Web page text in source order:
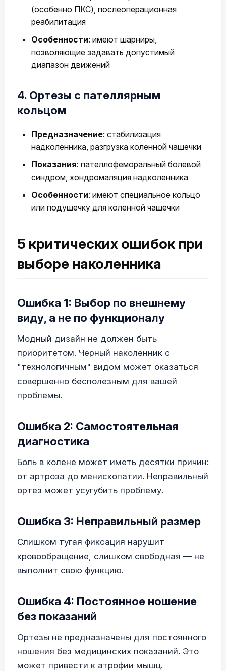
(особенно ПКС), послеоперационная
реабилитация
Особенности: имеют шарниры,
позволяющие задавать допустимый
диапазон движений
4. Ортезы с пателлярным
кольцом
Предназначение: стабилизация
надколенника, разгрузка коленной чашечки
Показания: пателлофеморальный болевой
синдром, хондромаляция надколенника
Особенности: имеют специальное кольцо
или подушечку для коленной чашечки
5 критических ошибок при
выборе наколенника
Ошибка 1: Выбор по внешнему
виду, а не по функционалу
Модный дизайн не должен быть
приоритетом. Черный наколенник с
"технологичным" видом может оказаться
совершенно бесполезным для вашей
проблемы.
Ошибка 2: Самостоятельная
диагностика
Боль в колене может иметь десятки причин:
от артроза до менископатии. Неправильный
ортез может усугубить проблему.
Ошибка 3: Неправильный размер
Слишком тугая фиксация нарушит
кровообращение, слишком свободная — не
выполнит свою функцию.
Ошибка 4: Постоянное ношение
без показаний
Ортезы не предназначены для постоянного
ношения без медицинских показаний. Это
может привести к атрофии мышц.